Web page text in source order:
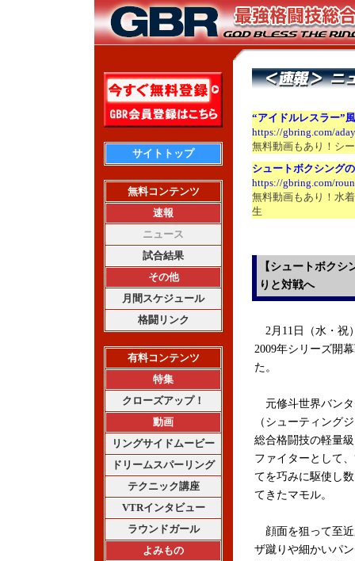
サイトトップ
無料コンテンツ
速報
ニュース
試合結果
その他
月間スケジュール
格闘リンク
有料コンテンツ
特集
クローズアップ！
動画
リングサイドムービー
ドリームスパーリング
テクニック講座
VTRインタビュー
ラウンドガール
よみもの
“アイドルレスラー”
https://gbring.com/
無料動画もあり！シ
シュートボクシング
https://gbring.com/
無料動画もあり！水
生
【シュートボク
りと対戦へ
2月11日（水・祝
2009年シリーズ開
た。
元修斗世界バン
（シューティング
総合格闘技の軽量
ファイターとして
てを巧みに駆使し
てきたマモル。
顔面を狙って至
ザ蹴りや細かいパ